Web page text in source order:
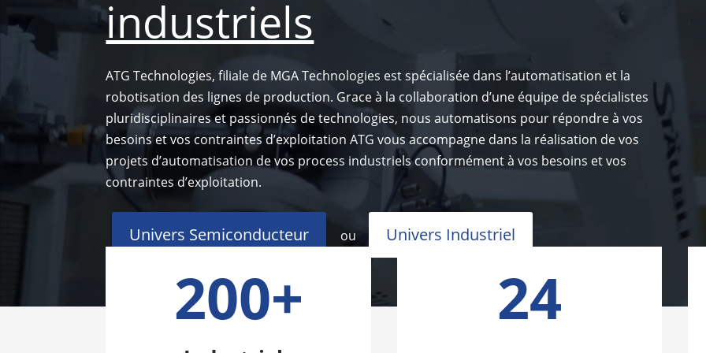
industriels
ATG Technologies, filiale de MGA Technologies est spécialisée dans l’automatisation et la
robotisation des lignes de production. Grace à la collaboration d’une équipe de spécialistes
pluridisciplinaires et passionnés de technologies, nous automatisons pour répondre à vos
besoins et vos contraintes d’exploitation ATG vous accompagne dans la réalisation de vos
projets d’automatisation de vos process industriels conformément à vos besoins et vos
contraintes d’exploitation.
Univers Semiconducteur ou Univers Industriel
200+ 24